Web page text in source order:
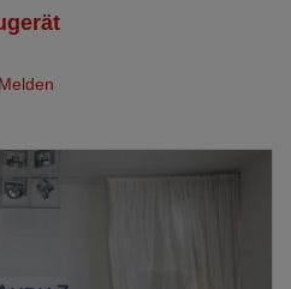
Melden